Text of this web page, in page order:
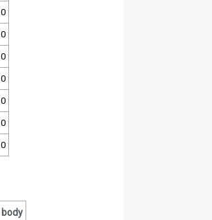
0
0
0
0
0
0
0
body